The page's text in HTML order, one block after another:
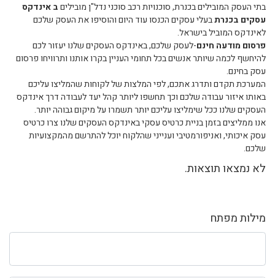
מילות מפתח
בתי העסק המובילים בכנרת, סוכנויות רכב סוכני נדל"ן מוביליםב אינדקס
עסקים בכנרתבעלי עסקים הכנסו עוד היום והוסיפו את העסק שלכם
לאינדקס המוביל בישראל.
פרסום מודעה חינם-לעסק שלכם, באינדקס העסקים שלנו יעזור לכם
להיחשף לכמה שיותר אנשים בכל תחומי העניין בקרו אותנו ותרוויחו פרסום
עסק בחינם.
המערכת תקדם ותדרג אתכם, לפי המלצות של לקוחות שהמליצו עליכם
באותו איזור עבודה שלכם וכך תחשפו ליותר קהל יעד לעבודה דרך אינדקס
העסקים שלנו ככל שימליצו עליכם יותר תשמרו על מיקום גבוהה יותר.
אנו ממליצים בזמן בניית כרטיס עסקי באינדקס העסקים שלנו צרו כרטיס
עסק איכותי, ואניפורמטיבי וענייני שהלקוח יוכל להתרשם מהמקצועיות
שלכם.
לא נמצאו תוצאות.